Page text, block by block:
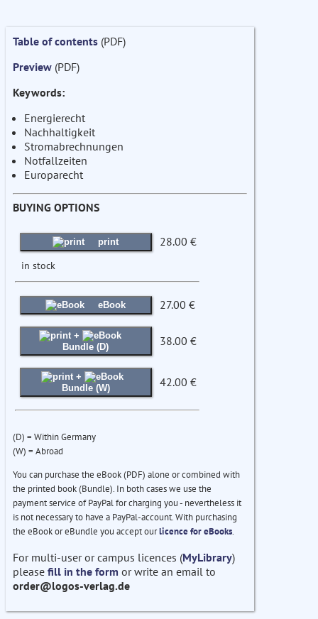
Table of contents (PDF)
Preview (PDF)
Keywords:
Energierecht
Nachhaltigkeit
Stromabrechnungen
Notfallzeiten
Europarecht
BUYING OPTIONS
print 28.00 €
in stock
eBook 27.00 €
+
Bundle (D)
38.00 €
+
Bundle (W)
42.00 €
(D) = Within Germany
(W) = Abroad
You can purchase the eBook (PDF) alone or combined with
the printed book (Bundle). In both cases we use the
payment service of PayPal for charging you - nevertheless it
is not necessary to have a PayPal-account. With purchasing
the eBook or eBundle you accept ourlicence for eBooks.
For multi-user or campus licences (MyLibrary)
please fill in the form or write an email to
order@logos-verlag.de